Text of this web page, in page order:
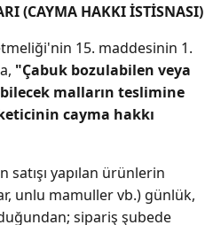
(CAYMA HAKKI İSTİSNASI)
15. maddesinin 1.
"Çabuk bozulabilen veya
malların teslimine
cayma hakkı
yapılan ürünlerin
unlu mamuller vb.) günlük,
sipariş şubede